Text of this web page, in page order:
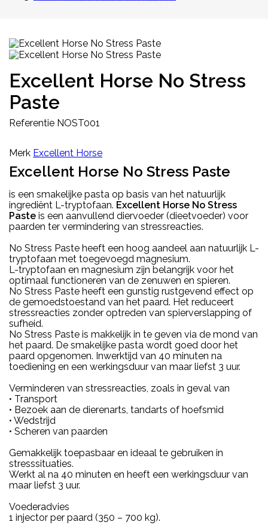
Excellent Horse No Stress
Paste
Referentie NOST001
Merk Excellent Horse
Excellent Horse No Stress Paste
is een smakelijke pasta op basis van het natuurlijk
ingrediënt L-tryptofaan. Excellent Horse No Stress
Paste is een aanvullend diervoeder (dieetvoeder) voor
paarden ter vermindering van stressreacties.
No Stress Paste heeft een hoog aandeel aan natuurlijk L-
tryptofaan met toegevoegd magnesium.
L-tryptofaan en magnesium zijn belangrijk voor het
optimaal functioneren van de zenuwen en spieren.
No Stress Paste heeft een gunstig rustgevend effect op
de gemoedstoestand van het paard. Het reduceert
stressreacties zonder optreden van spierverslapping of
sufheid.
No Stress Paste is makkelijk in te geven via de mond van
het paard. De smakelijke pasta wordt goed door het
paard opgenomen. Inwerktijd van 40 minuten na
toediening en een werkingsduur van maar liefst 3 uur.
Verminderen van stressreacties, zoals in geval van
• Transport
• Bezoek aan de dierenarts, tandarts of hoefsmid
• Wedstrijd
• Scheren van paarden
Gemakkelijk toepasbaar en ideaal te gebruiken in
stresssituaties.
Werkt al na 40 minuten en heeft een werkingsduur van
maar liefst 3 uur.
Voederadvies
1 injector per paard (350 – 700 kg).